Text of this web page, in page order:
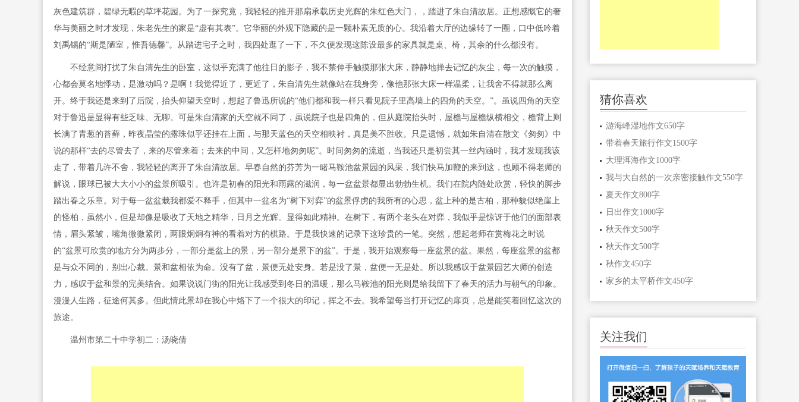
灰色建筑群，碧绿无暇的草坪花园。为了一探究竟，我轻轻的推开那扇承载历史光辉的朱红色大门，，踏进了朱自清故居。正想感慨它的奢
华与美丽之时才发现，朱老先生的家是“虚有其表”。它华丽的外观下隐藏的是一颗朴素无质的心。我沿着大厅的边缘转了一圈，口中低吟着
刘禹锡的“斯是陋室，惟吾德馨”。从踏进宅子之时，我四处逛了一下，不久便发现这陈设最多的家具就是桌、椅，其余的什么都没有。
不经意间打扰了朱自清先生的卧室，这似乎充满了他往日的影子，我不禁伸手触摸那张大床，静静地掸去记忆的灰尘，每一次的触摸，
心都会莫名地悸动，是激动吗？是啊！我觉得近了，更近了，朱自清先生就像站在我身旁，像他那张大床一样温柔，让我舍不得就那么离
开。终于我还是来到了后院，抬头仰望天空时，想起了鲁迅所说的“他们都和我一样只看见院子里高墙上的四角的天空。”。虽说四角的天空
对于鲁迅是显得有些乏味、无聊。可是朱自清家的天空就不同了，虽说院子也是四角的，但从庭院抬头时，屋檐与屋檐纵横相交，檐背上则
长满了青葱的苔藓，昨夜晶莹的露珠似乎还挂在上面，与那天蓝色的天空相映衬，真是美不胜收。只是遗憾，就如朱自清在散文《匆匆》中
说的那样“去的尽管去了，来的尽管来着；去来的中间，又怎样地匆匆呢”。时间匆匆的流逝，当我还只是初尝其一丝内涵时，我才发现我该
走了，带着几许不舍，我轻轻的离开了朱自清故居。早春自然的芬芳为一睹马鞍池盆景园的风采，我们快马加鞭的来到这，也顾不得老师的
解说，眼球已被大大小小的盆景所吸引。也许是初春的阳光和雨露的滋润，每一盆盆景都显出勃勃生机。我们在院内随处欣赏，轻快的脚步
踏出春之乐章。对于每一盆盆栽我都爱不释手，但其中一盆名为“树下对弈”的盆景俘虏的我所有的心思，盆上种的是古柏，那种貌似绝崖上
的怪柏，虽然小，但是却像是吸收了天地之精华，日月之光辉。显得如此精神。在树下，有两个老头在对弈，我似乎是惊讶于他们的面部表
情，眉头紧皱，嘴角微微紧闭，两眼炯炯有神的看着对方的棋路。于是我快速的记录下这珍贵的一笔。突然，想起老师在赏梅花之时说
的“盆景可欣赏的地方分为两步分，一部分是盆上的景，另一部分是景下的盆”。于是，我开始观察每一座盆景的盆。果然，每座盆景的盆都
是与众不同的，别出心裁。景和盆相依为命。没有了盆，景便无处安身。若是没了景，盆便一无是处。所以我感叹于盆景园艺大师的创造
力，感叹于盆和景的完美结合。如果说说门街的阳光让我感受到冬日的温暖，那么马鞍池的阳光则是给我留下了春天的活力与朝气的印象。
漫漫人生路，征途何其多。但此情此景却在我心中烙下了一个很大的印记，挥之不去。我希望每当打开记忆的扉页，总是能笑着回忆这次的
旅途。
温州市第二十中学初二：汤晓倩
猜你喜欢
游海峰湿地作文650字
带着春天旅行作文1500字
大理洱海作文1000字
我与大自然的一次亲密接触作文550字
夏天作文800字
日出作文1000字
秋天作文500字
秋天作文500字
秋作文450字
家乡的太平桥作文450字
关注我们